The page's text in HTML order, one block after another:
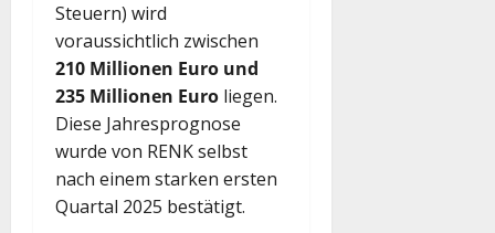
Steuern) wird
voraussichtlich zwischen
210 Millionen Euro und
235 Millionen Euro liegen.
Diese Jahresprognose
wurde von RENK selbst
nach einem starken ersten
Quartal 2025 bestätigt.